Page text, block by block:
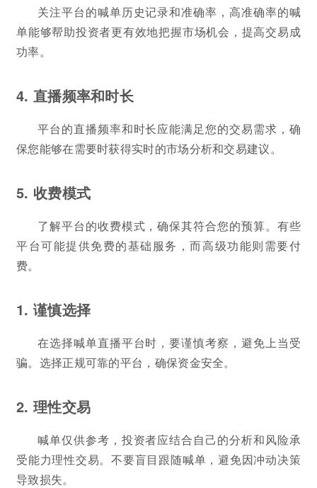
关注平台的喊单历史记录和准确率，高准确率的喊
单能够帮助投资者更有效地把握市场机会，提高交易成
功率。
4. 直播频率和时长
平台的直播频率和时长应能满足您的交易需求，确
保您能够在需要时获得实时的市场分析和交易建议。
5. 收费模式
了解平台的收费模式，确保其符合您的预算。有些
平台可能提供免费的基础服务，而高级功能则需要付
费。
1. 谨慎选择
在选择喊单直播平台时，要谨慎考察，避免上当受
骗。选择正规可靠的平台，确保资金安全。
2. 理性交易
喊单仅供参考，投资者应结合自己的分析和风险承
受能力理性交易。不要盲目跟随喊单，避免因冲动决策
导致损失。